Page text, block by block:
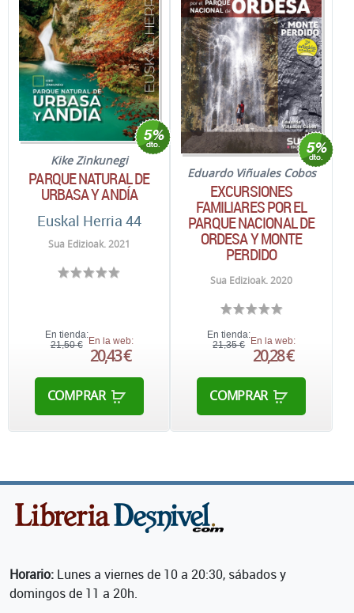
Kike Zinkunegi
PARQUE NATURAL DE
URBASA Y ANDÍA
Euskal Herria 44
Sua Edizioak. 2021
En tienda:
21,50 € En la web:
20,43 €
COMPRAR
Eduardo Viñuales Cobos
EXCURSIONES
FAMILIARES POR EL
PARQUE NACIONAL DE
ORDESA Y MONTE
PERDIDO
Sua Edizioak. 2020
En tienda:
21,35 €
En la web:
20,28 €
COMPRAR
Horario: Lunes a viernes de 10 a 20:30, sábados y
domingos de 11 a 20h.